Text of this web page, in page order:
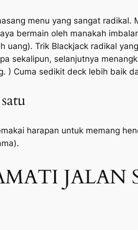
menu yang sangat radikal.
bermain oleh manakah
uang). Trik Blackjack radikal
sekalipun, selanjutnya
) Cuma sedikit deck lebih baik
harapan untuk memang
JALAN